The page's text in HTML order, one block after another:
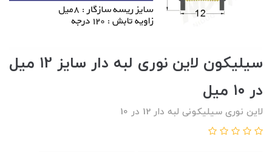
سیلیکون لاین نوری لبه دار سایز ۱2 میل
در ۱۰ میل
لاین نوری سیلیکونی لبه دار 12 در 10